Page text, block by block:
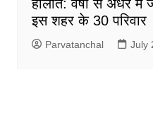
हालात: वर्षों से अंधेरे में
इस शहर के 30 परिवार
Parvatanchal July